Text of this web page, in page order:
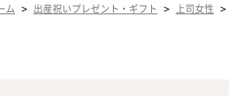
ム > 出産祝いプレゼント・ギフト > 上司女性 >